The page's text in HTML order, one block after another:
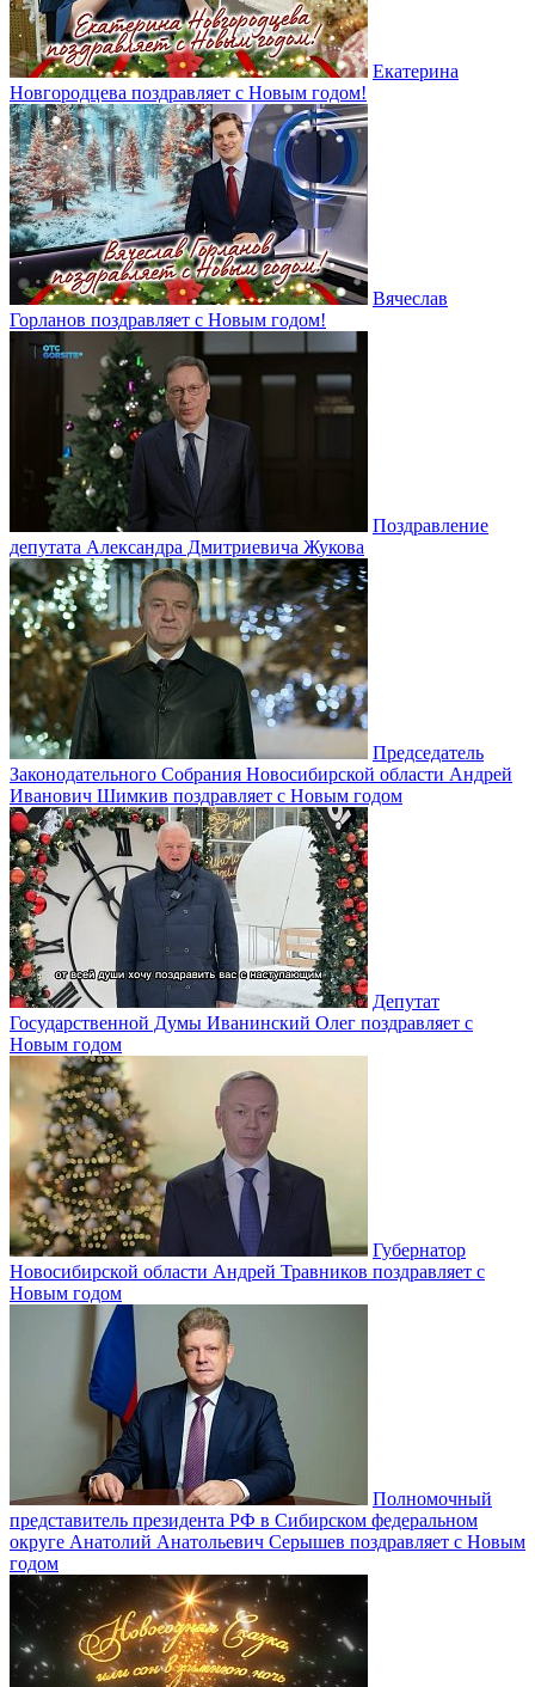
Екатерина
Новгородцева поздравляет с Новым годом!
Вячеслав
Горланов поздравляет с Новым годом!
Поздравление
депутата Александра Дмитриевича Жукова
Председатель
Законодательного Собрания Новосибирской области Андрей
Иванович Шимкив поздравляет с Новым годом
Депутат
Государственной Думы Иванинский Олег поздравляет с
Новым годом
Губернатор
Новосибирской области Андрей Травников поздравляет с
Новым годом
Полномочный
представитель президента РФ в Сибирском федеральном
округе Анатолий Анатольевич Серышев поздравляет с Новым
годом